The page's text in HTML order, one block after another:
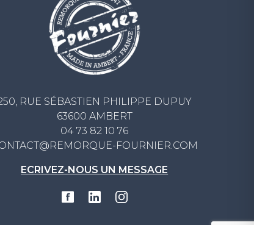
RUE SÉBASTIEN PHILIPPE DUPUY
63600 AMBERT
04 73 82 10 76
FOURNIER.COM
ECRIVEZ-NOUS UN MESSAGE